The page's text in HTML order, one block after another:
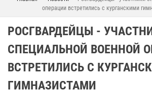
операции встретились с курганскими
РОСГВАРДЕЙЦЫ -
СПЕЦИАЛЬНОЙ ВОЕННОЙ
ВСТРЕТИЛИСЬ С
ГИМНАЗИСТАМИ